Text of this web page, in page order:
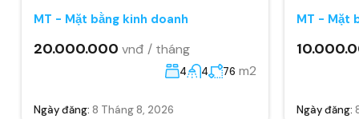
MT - Mặt bằng kinh doanh
20.000.000 vnđ / tháng
4 4 76 m2
Ngày đăng: 8 Tháng 8, 2026
MT - Mặt
Ngày đăng: